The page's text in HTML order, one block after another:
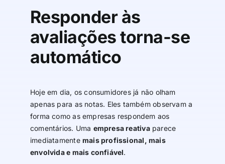
Responder às
avaliações torna-se
automático
Hoje em dia, os consumidores já não olham
apenas para as notas. Eles também observam a
forma como as empresas respondem aos
comentários. Uma empresa reativaparece
imediatamente mais profissional, mais
envolvida e mais confiável.